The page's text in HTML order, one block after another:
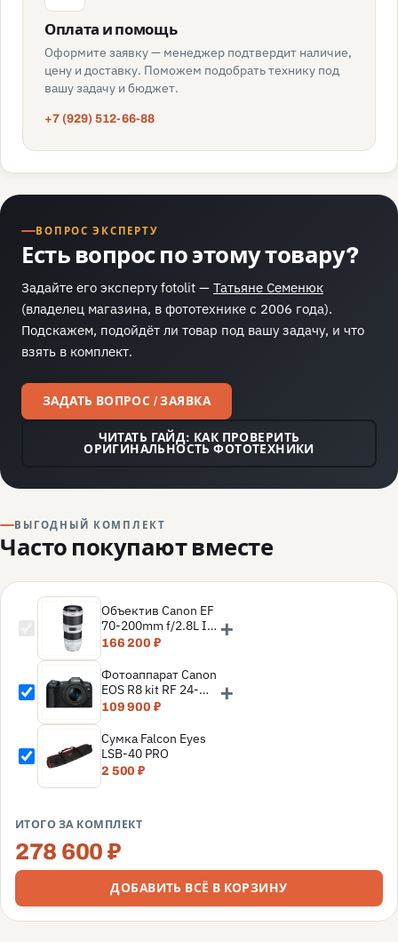
Оплата и помощь
Оформите заявку — менеджер подтвердит наличие,
цену и доставку. Поможем подобрать технику под
вашу задачу и бюджет.
+7 (929) 512-66-88
ВОПРОС ЭКСПЕРТУ
Есть вопрос по этому товару?
Задайте его эксперту fotolit — Татьяне Семенюк
(владелец магазина, в фототехнике с 2006 года).
Подскажем, подойдёт ли товар под вашу задачу, и что
взять в комплект.
ЗАДАТЬ ВОПРОС / ЗАЯВКА
ЧИТАТЬ ГАЙД: КАК ПРОВЕРИТЬ
ОРИГИНАЛЬНОСТЬ ФОТОТЕХНИКИ
ВЫГОДНЫЙ КОМПЛЕКТ
Часто покупают вместе
Объектив Canon EF
70-200mm f/2.8L IS
III USM
166 200 ₽
+
Фотоаппарат Canon
EOS R8 kit RF 24-
105mm f/4-7.1 IS
109 900 ₽
+
Сумка Falcon Eyes
LSB-40 PRO
2 500 ₽
ИТОГО ЗА КОМПЛЕКТ
278 600 ₽
ДОБАВИТЬ ВСЁ В КОРЗИНУ